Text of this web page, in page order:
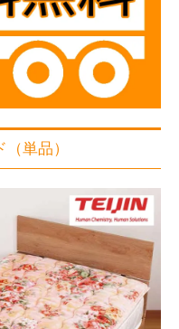
単品）